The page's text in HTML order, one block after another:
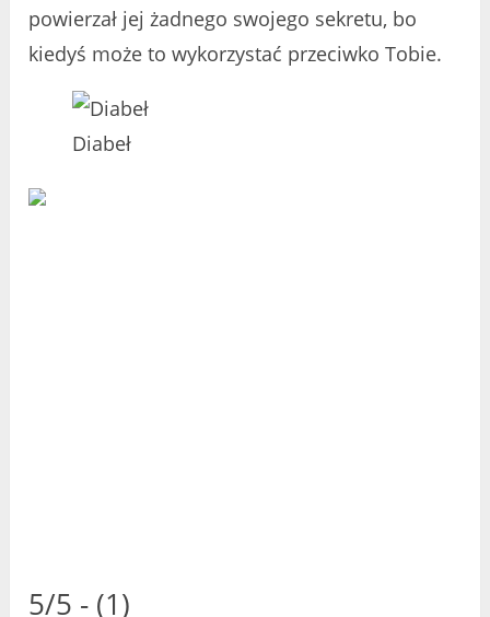
powierzał jej żadnego swojego sekretu, bo
kiedyś może to wykorzystać przeciwko Tobie.
Diabeł
5/5 - (1)